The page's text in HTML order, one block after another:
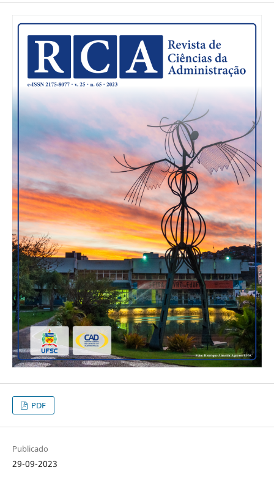
PDF
Publicado
29-09-2023